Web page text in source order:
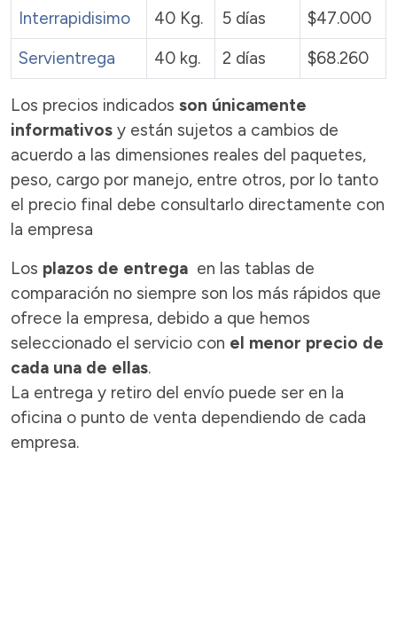
Interrapidisimo
40 Kg. 5 días
$47.000
Servientrega
40 kg. 2 días $68.260
Los precios indicados son únicamente
informativos y están sujetos a cambios de
acuerdo a las dimensiones reales del paquetes,
peso, cargo por manejo, entre otros, por lo tanto
el precio final debe consultarlo directamente con
la empresa
Los plazos de entrega en las tablas de
comparación no siempre son los más rápidos que
ofrece la empresa, debido a que hemos
seleccionado el servicio con el menor precio de
cada una de ellas.
La entrega y retiro del envío puede ser en la
oficina o punto de venta dependiendo de cada
empresa.